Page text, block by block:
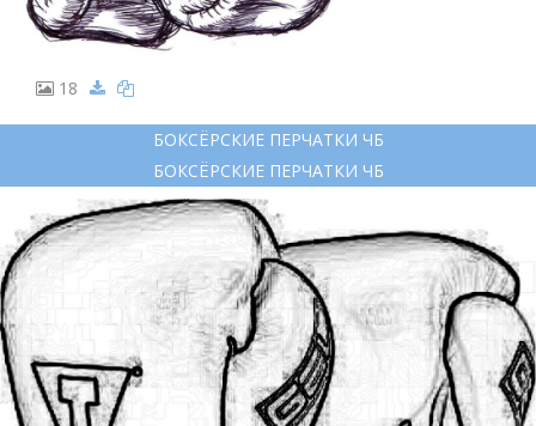
18
БОКСЁРСКИЕ ПЕРЧАТКИ ЧБ
БОКСЁРСКИЕ ПЕРЧАТКИ ЧБ